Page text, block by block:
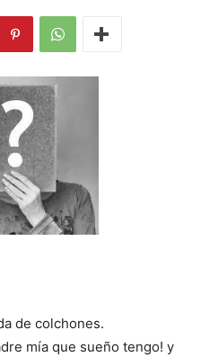
de colchones.
mía que sueño tengo! y